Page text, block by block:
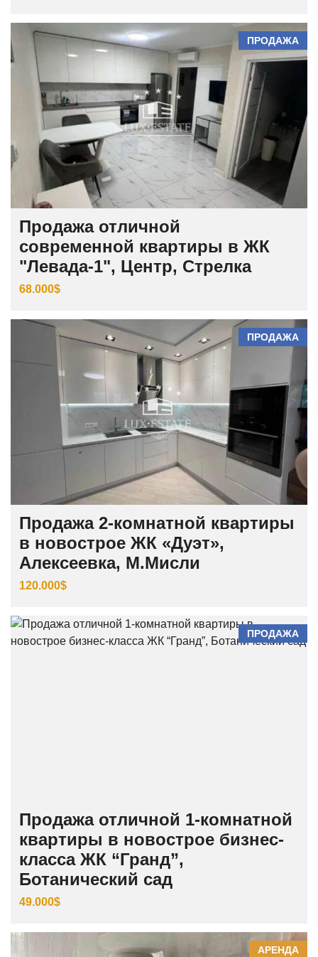
ПРОДАЖА
Продажа отличной
современной квартиры в ЖК
"Левада-1", Центр, Стрелка
68.000$
ПРОДАЖА
Продажа 2-комнатной квартиры
в новострое ЖК «Дуэт»,
Алексеевка, М.Мисли
120.000$
ПРОДАЖА
Продажа отличной 1-комнатной
квартиры в новострое бизнес-
класса ЖК “Гранд”,
Ботанический сад
49.000$
АРЕНДА